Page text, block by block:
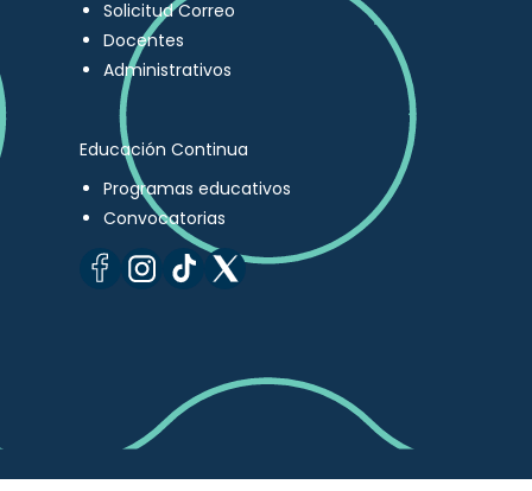
Solicitud Correo
Docentes
Administrativos
Educación Continua
Programas educativos
Convocatorias